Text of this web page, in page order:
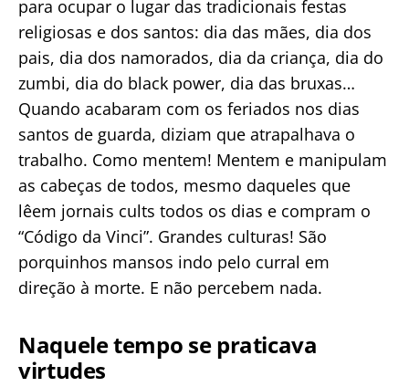
para ocupar o lugar das tradicionais festas
religiosas e dos santos: dia das mães, dia dos
pais, dia dos namorados, dia da criança, dia do
zumbi, dia do black power, dia das bruxas…
Quando acabaram com os feriados nos dias
santos de guarda, diziam que atrapalhava o
trabalho. Como mentem! Mentem e manipulam
as cabeças de todos, mesmo daqueles que
lêem jornais cults todos os dias e compram o
“Código da Vinci”. Grandes culturas! São
porquinhos mansos indo pelo curral em
direção à morte. E não percebem nada.
Naquele tempo se praticava
virtudes